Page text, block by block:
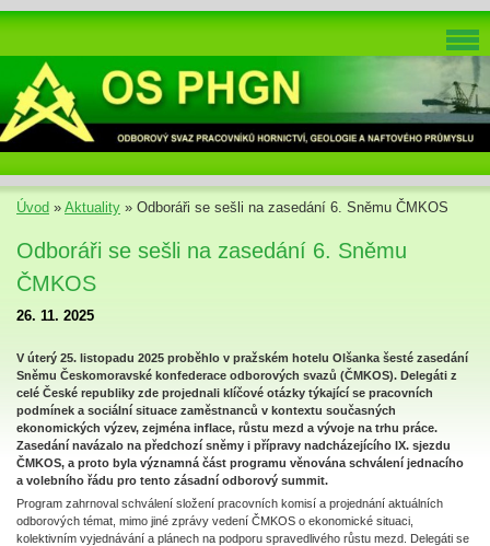
Úvod » Aktuality » Odboráři se sešli na zasedání 6. Sněmu ČMKOS
Odboráři se sešli na zasedání 6. Sněmu
ČMKOS
26. 11. 2025
V úterý 25. listopadu 2025 proběhlo v pražském hotelu Olšanka šesté zasedání
Sněmu Českomoravské konfederace odborových svazů (ČMKOS). Delegáti z
celé České republiky zde projednali klíčové otázky týkající se pracovních
podmínek a sociální situace zaměstnanců v kontextu současných
ekonomických výzev, zejména inflace, růstu mezd a vývoje na trhu práce.
Zasedání navázalo na předchozí sněmy i přípravy nadcházejícího IX. sjezdu
ČMKOS, a proto byla významná část programu věnována schválení jednacího
a volebního řádu pro tento zásadní odborový summit.
Program zahrnoval schválení složení pracovních komisí a projednání aktuálních
odborových témat, mimo jiné zprávy vedení ČMKOS o ekonomické situaci,
kolektivním vyjednávání a plánech na podporu spravedlivého růstu mezd. Delegáti se